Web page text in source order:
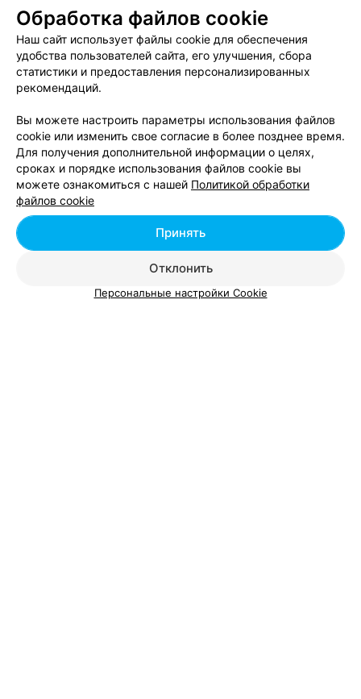
ПАРИКМАХЕРСКАЯ
У Александровны
Женская стрижка
Цена по запросу
Все цены
Смотрите также
Обработка файлов cookie
Наш сайт использует файлы cookie для обеспечения
удобства пользователей сайта, его улучшения, сбора
статистики и предоставления персонализированных
рекомендаций.
Вы можете настроить параметры использования файлов
cookie или изменить свое согласие в более позднее время.
Для получения дополнительной информации о целях,
сроках и порядке использования файлов cookie вы
можете ознакомиться с нашей Политикой обработки
файлов cookie
Отклонить
Принять
Персональные настройки Cookie